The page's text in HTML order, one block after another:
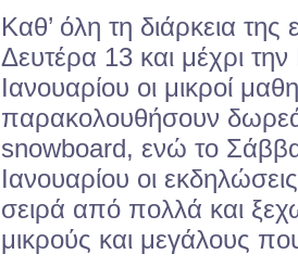
Καθ’ όλη τη διάρκεια
Δευτέρα 13 και μέχρι
Ιανουαρίου οι μικροί
παρακολουθήσουν
snowboard, ενώ το
Ιανουαρίου οι
σειρά από πολλά και
μικρούς και μεγάλους